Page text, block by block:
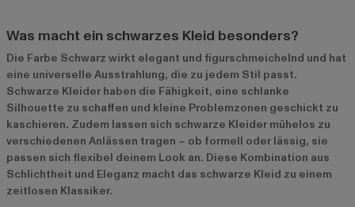
Was macht ein schwarzes Kleid besonders?
Die Farbe Schwarz wirkt elegant und figurschmeichelnd und hat
eine universelle Ausstrahlung, die zu jedem Stil passt.
Schwarze Kleider haben die Fähigkeit, eine schlanke
Silhouette zu schaffen und kleine Problemzonen geschickt zu
kaschieren. Zudem lassen sich schwarze Kleider mühelos zu
verschiedenen Anlässen tragen – ob formell oder lässig, sie
passen sich flexibel deinem Look an. Diese Kombination aus
Schlichtheit und Eleganz macht das schwarze Kleid zu einem
zeitlosen Klassiker.